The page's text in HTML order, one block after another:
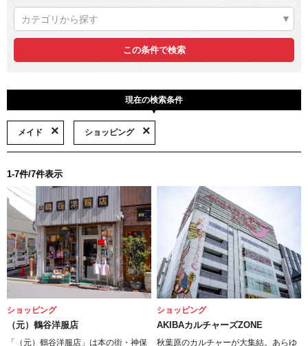
カテゴリから探す
現在の検索条件
メイド ショッピング
1-7件/7件表示
ショッピング
（元）鶴谷洋服店
「（元）鶴谷洋服店」は本の街・神保
ショッピング
AKIBAカルチャーズZONE
秋葉原のカルチャーが大集結。あらゆ